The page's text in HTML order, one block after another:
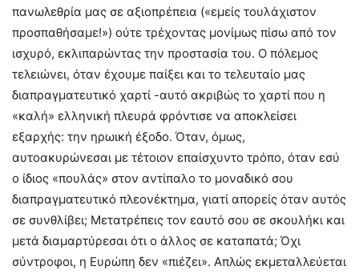
πανωλεθρία μας σε αξιοπρέπεια («εμείς τουλάχιστον
προσπαθήσαμε!») ούτε τρέχοντας μονίμως πίσω από τον
ισχυρό, εκλιπαρώντας την προστασία του. Ο πόλεμος
τελειώνει, όταν έχουμε παίξει και το τελευταίο μας
διαπραγματευτικό χαρτί -αυτό ακριβώς το χαρτί που η
«καλή» ελληνική πλευρά φρόντισε να αποκλείσει
εξαρχής: την ηρωική έξοδο. Όταν, όμως,
αυτοακυρώνεσαι με τέτοιον επαίσχυντο τρόπο, όταν εσύ
ο ίδιος «πουλάς» στον αντίπαλο το μοναδικό σου
διαπραγματευτικό πλεονέκτημα, γιατί απορείς όταν αυτός
σε συνθλίβει; Μετατρέπεις τον εαυτό σου σε σκουλήκι και
μετά διαμαρτύρεσαι ότι ο άλλος σε καταπατά; Όχι
σύντροφοι, η Ευρώπη δεν «πιέζει». Απλώς εκμεταλλεύεται